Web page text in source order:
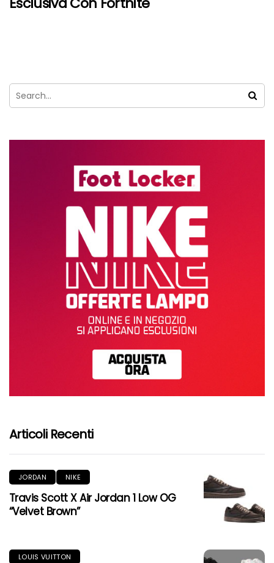
Articoli Recenti
JORDAN NIKE
Travis Scott X Air Jordan 1 Low OG
“Velvet Brown”
LOUIS VUITTON